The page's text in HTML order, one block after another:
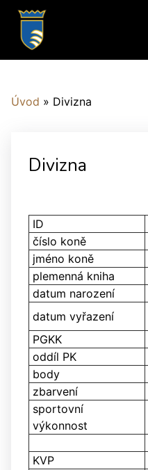
Úvod » Divizna
Divizna
ID
číslo koně
jméno koně
plemenná kniha
datum narození
datum vyřazení
PGKK
oddíl PK
body
zbarvení
sportovní
výkonnost
KVP